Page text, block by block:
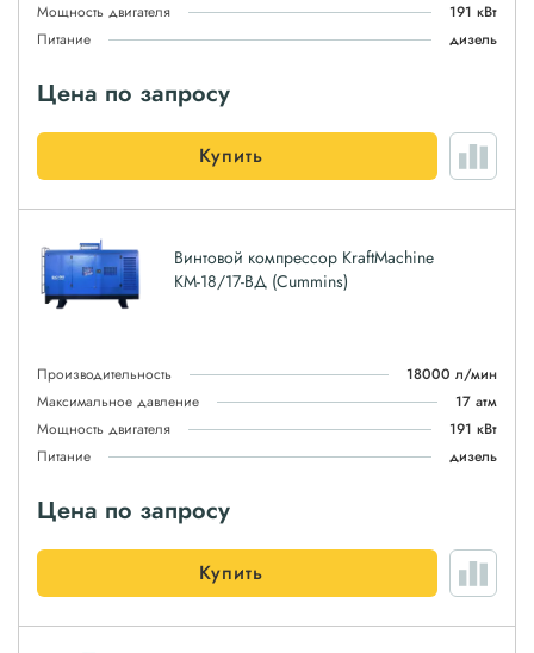
Мощность двигателя
191 кВт
Питание
дизель
Цена по запросу
Купить
Винтовой компрессор KraftMachine
КМ-18/17-ВД (Cummins)
Производительность
18000 л/мин
Максимальное давление
17 атм
Мощность двигателя
191 кВт
Питание
дизель
Цена по запросу
Купить